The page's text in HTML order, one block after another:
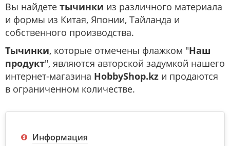
Вы найдете тычинки из различного материала
и формы из Китая, Японии, Тайланда и
собственного производства.
Тычинки, которые отмечены флажком "Наш
продукт", являются авторской задумкой нашего
интернет-магазина HobbyShop.kz и продаются
в ограниченном количестве.
Информация